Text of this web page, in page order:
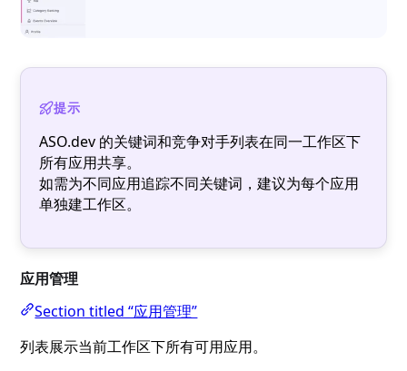
提示
ASO.dev 的关键词和竞争对手列表在同一工作区下
所有应用共享。
如需为不同应用追踪不同关键词，建议为每个应用
单独建工作区。
应用管理
Section titled “应用管理”
列表展示当前工作区下所有可用应用。